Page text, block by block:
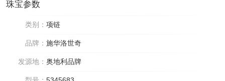
珠宝参数
类别： 项链
品牌： 施华洛世奇
发源地： 奥地利品牌